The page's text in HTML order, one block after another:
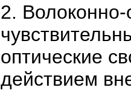
2. Волоконно-
оптические
действием